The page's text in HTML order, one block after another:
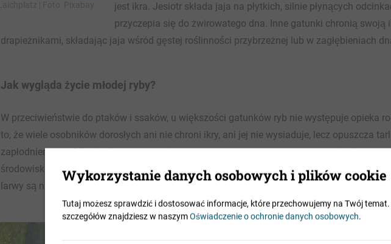
jest ikra. Jesiotr składa jaja na płytkich, silnie płynących
przyczepia się do żwirowatego dna. Inne gatunki chronią swoją
drapieżnikami, składając jaja wśród gęstej roślinności przybrzeżnej lub w zagłębieniach
Jak wygląda życie młodej ryby?
W przeciwieństwie do ptaków i ssaków, u większości gatunków ryb nie występuje opieka
to, że wiele osobników dorosłych ani nie chroni ikry, ani jej nie wysiaduje, lecz opuszcza
zapłodnieniu jaj. Młode ryby są więc zdane wyłącznie na siebie i muszą samodzielnie
środowiska. Ponieważ miękka osłonka jaj nie zapewnia skutecznej ochrony przed
larwy są narażone na działanie prądu wody, ikra musi być składana w miejscach
Wiele ryb wybiera do składania ikry takie odcinki wód, w
Wykorzystanie danych osobowych i plików cookie
Tutaj możesz sprawdzić i dostosować informacje, które przechowujemy na Twój temat.
szczegółów znajdziesz w naszymOświadczenie o ochronie danych osobowych.